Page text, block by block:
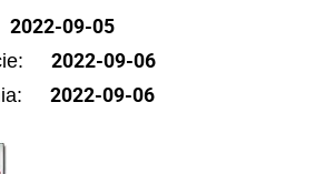
2022-09-05
2022-09-06
2022-09-06